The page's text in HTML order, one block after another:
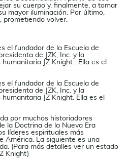
su cuerpo y, finalmente, a tomar
mayor iluminación. Por último,
prometiendo volver.
el fundador de la Escuela de
de JZK, Inc. y la
JZ Knight . Ella es el
el fundador de la Escuela de
de JZK, Inc. y la
JZ Knight. Ella es el
por muchos historiadores
la Doctrina de la Nueva Era
líderes espirituales más
América. La siguiente es una
(Para más detalles ver un estado
Knight)